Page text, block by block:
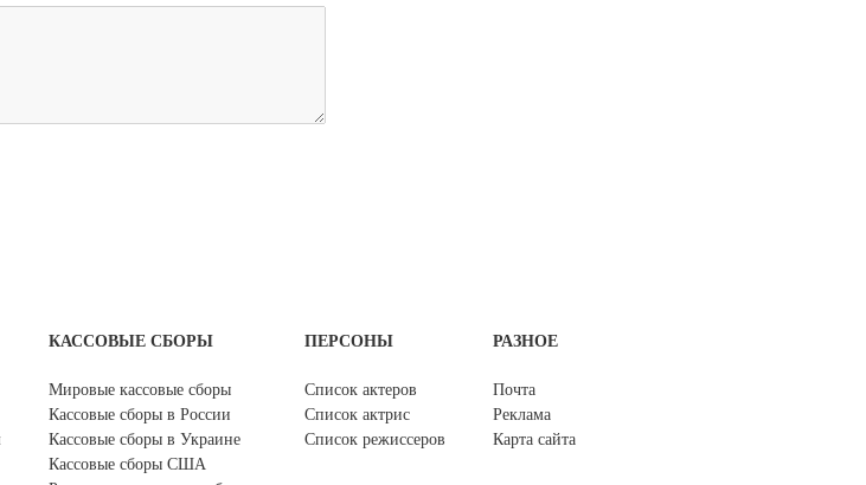
КАССОВЫЕ СБОРЫ
Мировые кассовые сборы
Кассовые сборы в России
Кассовые сборы в Украине
Кассовые сборы США
ПЕРСОНЫ
Список актеров
Список актрис
Список режиссеров
РАЗНОЕ
Почта
Реклама
Карта сайта